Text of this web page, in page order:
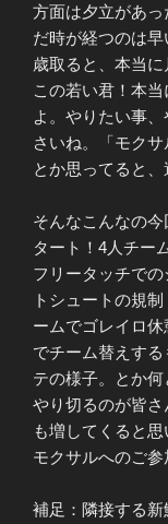
方面は夕立があ
だ時が経つのは早
歳取ると、本当
この若い君！本
よ。やりたい事
さいね。「モクサ
とか思ってると
そんなこんなの
タート！4人チ
フリータッチで
トシュートの規
ームでゴレイロ
でチーム替えす
テの様子。とか
やり切るのが皆
も増してくると
モクサルへのご参
補足：隣接する